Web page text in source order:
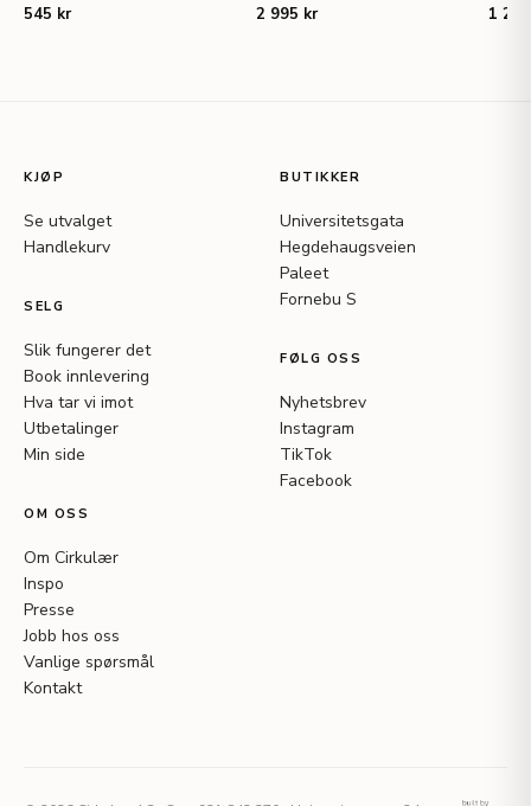
545 kr 2 995 kr 1
KJØP
Se utvalget
Handlekurv
SELG
Slik fungerer det
Book innlevering
Hva tar vi imot
Utbetalinger
Min side
OM OSS
Om Cirkulær
Inspo
Presse
Jobb hos oss
Vanlige spørsmål
Kontakt
BUTIKKER
Universitetsgata
Hegdehaugsveien
Paleet
Fornebu S
FØLG OSS
Nyhetsbrev
Instagram
TikTok
Facebook